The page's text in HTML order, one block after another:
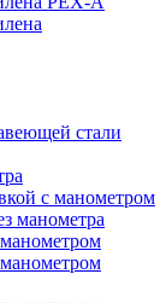
стали
c манометром
манометра